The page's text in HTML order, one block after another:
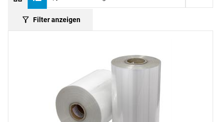
Filter anzeigen